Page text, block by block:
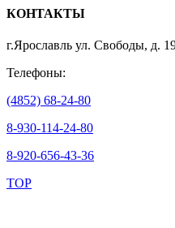
КОНТАКТЫ
г.Ярославль ул. Свободы, д.
Телефоны:
(4852) 68-24-80
8-930-114-24-80
8-920-656-43-36
TOP